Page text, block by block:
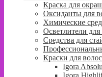
Краска для
Оксиданты для
Химические
Осветлители для
Средства для
Краски для волос
Igora